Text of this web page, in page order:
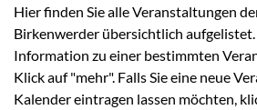
Hier finden Sie alle Veranstaltungen
Birkenwerder übersichtlich
Information zu einer bestimmten
Klick auf "mehr". Falls Sie eine neue
Kalender eintragen lassen möchten,